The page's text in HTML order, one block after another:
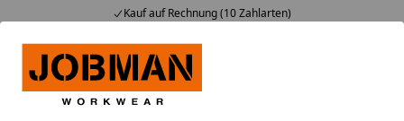
Kauf auf Rechnung (10 Zahlarten)
Alle Produkte
Mein Konto
Suchen